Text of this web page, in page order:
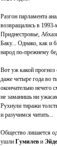
Разгон парламента
возвращались в 1993-
Приднестровье,
Баку... Однако, как и
народ по-прежнему
Вот уж какой
даже четыре года во
окончательно нечего
не заманишь ни
Рухнули тиражи
и разучимся читать...
Общество лишается
ушли Гумилев и